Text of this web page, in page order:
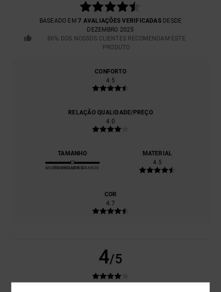
BASEADO EM7 AVALIAÇÕES VERIFICADASDESDE
DEZEMBRO 2025
86% DOS NOSSOS CLIENTES RECOMENDAM ESTE
PRODUTO
CONFORTO
4.5
RELAÇÃO QUALIDADE/PREÇO
4.0
TAMANHO
MUITO PEQUENO
DEMASIADO GRANDE
MATERIAL
4.5
COR
4.7
4/5